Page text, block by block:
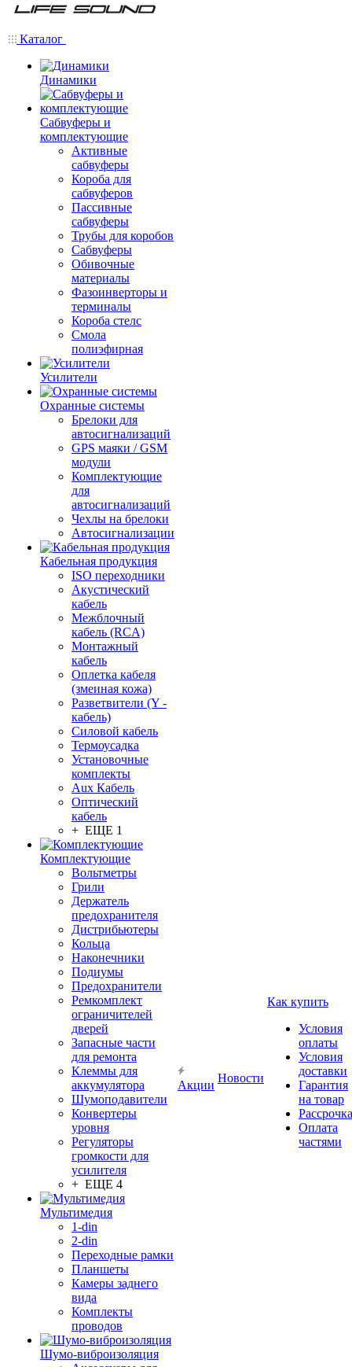
Каталог
Динамики
Сабвуферы и
комплектующие
Активные
сабвуферы
Короба для
сабвуферов
Пассивные
сабвуферы
Трубы для коробов
Сабвуферы
Обивочные
материалы
Фазоинверторы и
терминалы
Короба стелс
Смола
полиэфирная
Усилители
Охранные системы
Брелоки для
автосигнализаций
GPS маяки / GSM
модули
Комплектующие
для
автосигнализаций
Чехлы на брелоки
Автосигнализации
Кабельная продукция
ISO переходники
Акустический
кабель
Межблочный
кабель (RCA)
Монтажный
кабель
Оплетка кабеля
(змеиная кожа)
Разветвители (Y -
кабель)
Силовой кабель
Термоусадка
Установочные
комплекты
Aux Кабель
Оптический
кабель
+ ЕЩЕ 1
Комплектующие
Вольтметры
Грили
Держатель
предохранителя
Дистрибьютеры
Кольца
Наконечники
Подиумы
Предохранители
Ремкомплект
ограничителей
дверей
Запасные части
для ремонта
Клеммы для
аккумулятора
Шумоподавители
Конвертеры
уровня
Регуляторы
громкости для
усилителя
+ ЕЩЕ 4
Мультимедия
1-din
2-din
Переходные рамки
Планшеты
Камеры заднего
вида
Комплекты
проводов
Шумо-виброизоляция
Акции
Новости
Как купить
Условия
оплаты
Условия
доставки
Гарантия
на товар
Рассрочка
Оплата
частями